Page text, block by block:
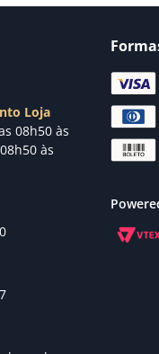
Loja
08h50 às
às